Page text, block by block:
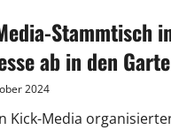
kreative
Köpfe
Stammtisch
ab in den
2024
Kick-Media